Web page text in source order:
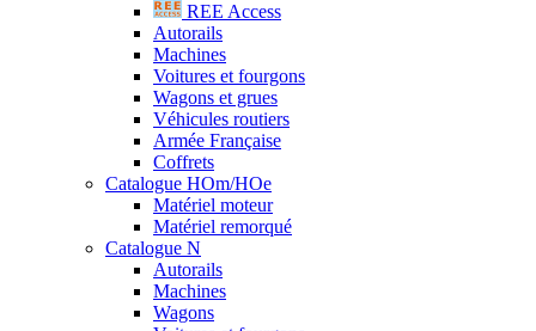
REE Access
Autorails
Machines
Voitures et fourgons
Wagons et grues
Véhicules routiers
Armée Française
Coffrets
Catalogue HOm/HOe
Matériel moteur
Matériel remorqué
Catalogue N
Autorails
Machines
Wagons